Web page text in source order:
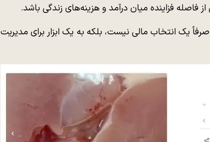
فاصله فزاینده میان درآمد و هزینه‌های زندگی باشد.
یک انتخاب مالی نیست، بلکه به یک ابزار برای مدیریت